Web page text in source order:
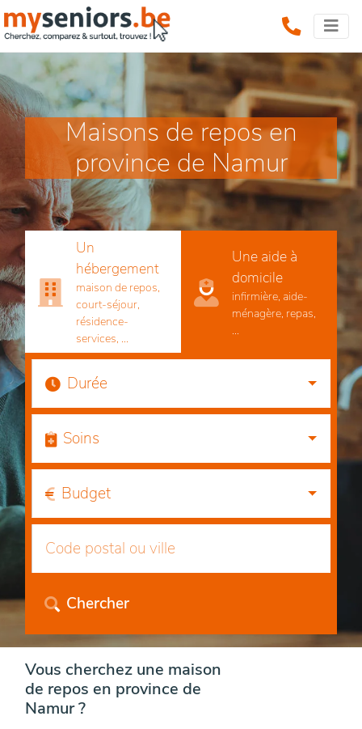
Maisons de repos en
province de Namur
Un
hébergement
maison de repos,
court-séjour,
résidence-
services, ...
Une aide à
domicile
infirmière, aide-
ménagère, repas,
...
Durée
Soins
Budget
Chercher
Vous cherchez une maison
de repos en province de
Namur ?